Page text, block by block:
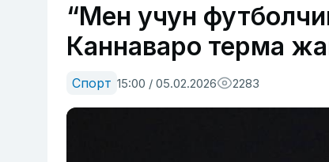
“Мен учун
Каннаваро терма
Спорт 15:00 / 05.02.2026 2283